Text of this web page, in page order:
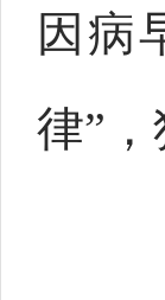
因病
律”